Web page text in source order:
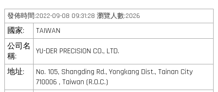
發佈時間:2022-09-08 09:31:28 瀏覽人數:2026
國家:
TAIWAN
公司名
稱:
YU-DER PRECISION CO., LTD.
地址:
No. 105, Shangding Rd., Yongkang Dist., Tainan City
710006 , Taiwan (R.O.C.)